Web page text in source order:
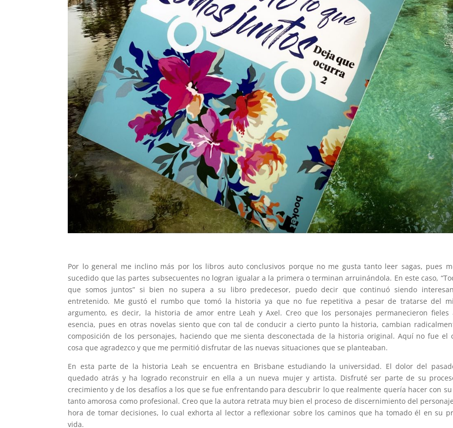
Por lo general me inclino más por los libros auto conclusivos porque no me gusta tanto leer sagas, pues
sucedido que las partes subsecuentes no logran igualar a la primera o terminan arruinándola. En este caso,
que somos juntos” si bien no supera a su libro predecesor, puedo decir que continuó siendo
entretenido. Me gustó el rumbo que tomó la historia ya que no fue repetitiva a pesar de tratarse del
argumento, es decir, la historia de amor entre Leah y Axel. Creo que los personajes permanecieron fieles
esencia, pues en otras novelas siento que con tal de conducir a cierto punto la historia, cambian
composición de los personajes, haciendo que me sienta desconectada de la historia original. Aquí no fue el
cosa que agradezco y que me permitió disfrutar de las nuevas situaciones que se planteaban.
En esta parte de la historia Leah se encuentra en Brisbane estudiando la universidad. El dolor del
quedado atrás y ha logrado reconstruir en ella a un nueva mujer y artista. Disfruté ser parte de su
crecimiento y de los desafíos a los que se fue enfrentando para descubrir lo que realmente quería hacer con
tanto amorosa como profesional. Creo que la autora retrata muy bien el proceso de discernimiento del
hora de tomar decisiones, lo cual exhorta al lector a reflexionar sobre los caminos que ha tomado él en su
vida.